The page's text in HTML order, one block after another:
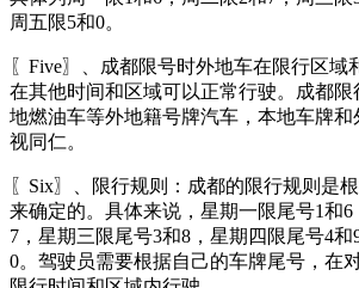
周五限5和0。
〖Five〗、成都限号时外地车在限行区域
在其他时间和区域可以正常行驶。成都
地燃油车等外地籍号牌汽车，本地车牌
视同仁。
〖Six〗、限行规则：成都的限行规则是
来确定的。具体来说，星期一限尾号1和
7，星期三限尾号3和8，星期四限尾号4
0。驾驶员需要根据自己的车牌尾号，在